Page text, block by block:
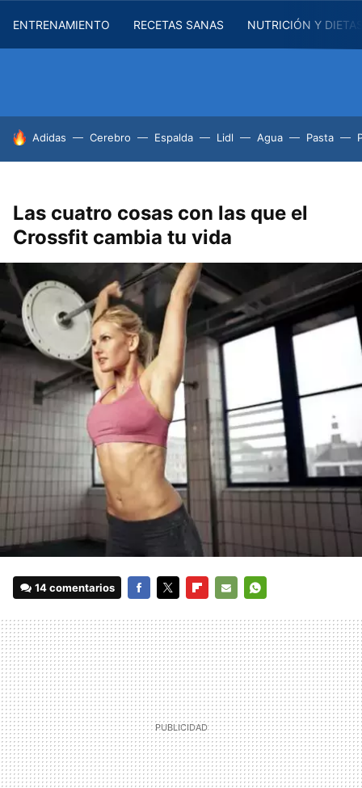
ENTRENAMIENTO RECETAS SANAS NUTRICIÓN Y
HOY SE HABLA DE
Adidas Cerebro Espalda Lidl Agua Pasta
Las cuatro cosas con las que el
Crossfit cambia tu vida
14 comentarios
MAIL